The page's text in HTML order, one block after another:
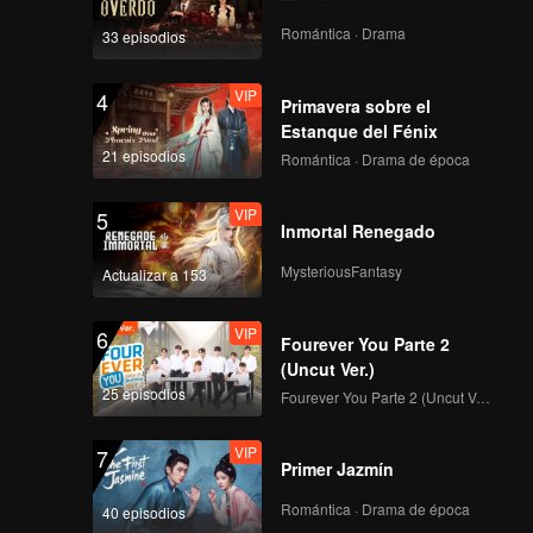
Bida
la
del
y la
33 episodios Romántica · Drama
4
21 episodios
VIP
Primavera sobre el
Estanque del Fénix
Romántica · Drama de época
5
Actualizar a 153
VIP
Inmortal Renegado
MysteriousFantasy
6
25 episodios
VIP
Fourever You Parte 2
(Uncut Ver.)
Fourever You Parte 2 (Uncut Ver.)
7
40 episodios
VIP
Primer Jazmín
Romántica · Drama de época